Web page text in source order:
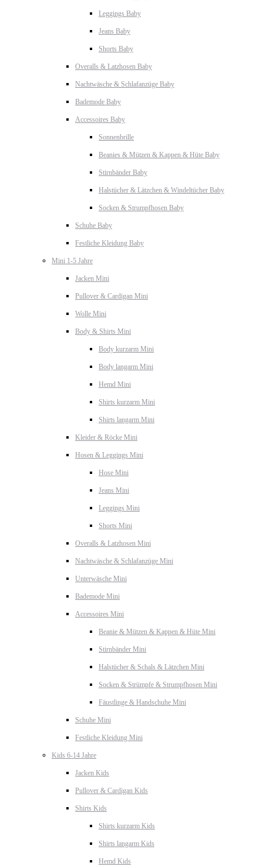
Leggings Baby
Jeans Baby
Shorts Baby
Overalls & Latzhosen Baby
Nachtwäsche & Schlafanzüge Baby
Bademode Baby
Accessoires Baby
Sonnenbrille
Beanies & Mützen & Kappen & Hüte Baby
Stirnbänder Baby
Halstücher & Lätzchen & Windeltücher Baby
Socken & Strumpfhosen Baby
Schuhe Baby
Festliche Kleidung Baby
Mini 1-5 Jahre
Jacken Mini
Pullover & Cardigan Mini
Wolle Mini
Body & Shirts Mini
Body kurzarm Mini
Body langarm Mini
Hemd Mini
Shirts kurzarm Mini
Shirts langarm Mini
Kleider & Röcke Mini
Hosen & Leggings Mini
Hose Mini
Jeans Mini
Leggings Mini
Shorts Mini
Overalls & Latzhosen Mini
Nachtwäsche & Schlafanzüge Mini
Unterwäsche Mini
Bademode Mini
Accessoires Mini
Beanie & Mützen & Kappen & Hüte Mini
Stirnbänder Mini
Halstücher & Schals & Lätzchen Mini
Socken & Strümpfe & Strumpfhosen Mini
Fäustlinge & Handschuhe Mini
Schuhe Mini
Festliche Kleidung Mini
Kids 6-14 Jahre
Jacken Kids
Pullover & Cardigan Kids
Shirts Kids
Shirts kurzarm Kids
Shirts langarm Kids
Hemd Kids